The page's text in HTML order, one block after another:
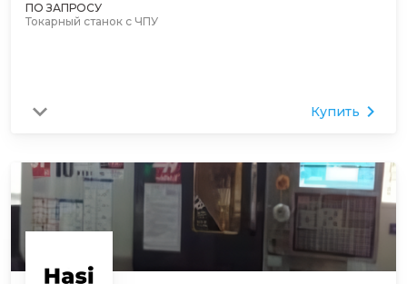
ПО ЗАПРОСУ
Токарный станок с ЧПУ
Купить